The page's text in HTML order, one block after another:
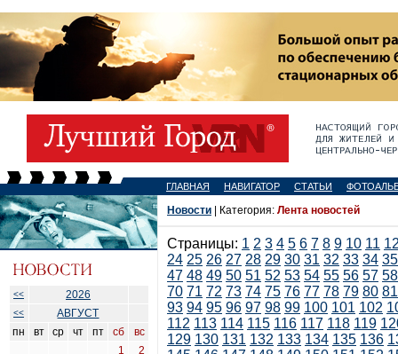
ГЛАВНАЯ НАВИГАТОР СТАТЬИ
<< 2026
<<
АВГУСТ
пн
вт ср чт пт сб
вс
1
2
Новости | Категория: Лента новостей
Страницы: 1 2 3 4 5 6 7 8 9 10 11
24 25 26 27 28 29 30 31 32 33 34 35
47 48 49 50 51 52 53 54 55 56 57 58
70 71 72 73 74 75 76 77 78 79 80 81
93 94 95 96 97 98 99 100 101 102
112 113 114 115 116 117 118 119
129 130 131 132 133 134 135 136